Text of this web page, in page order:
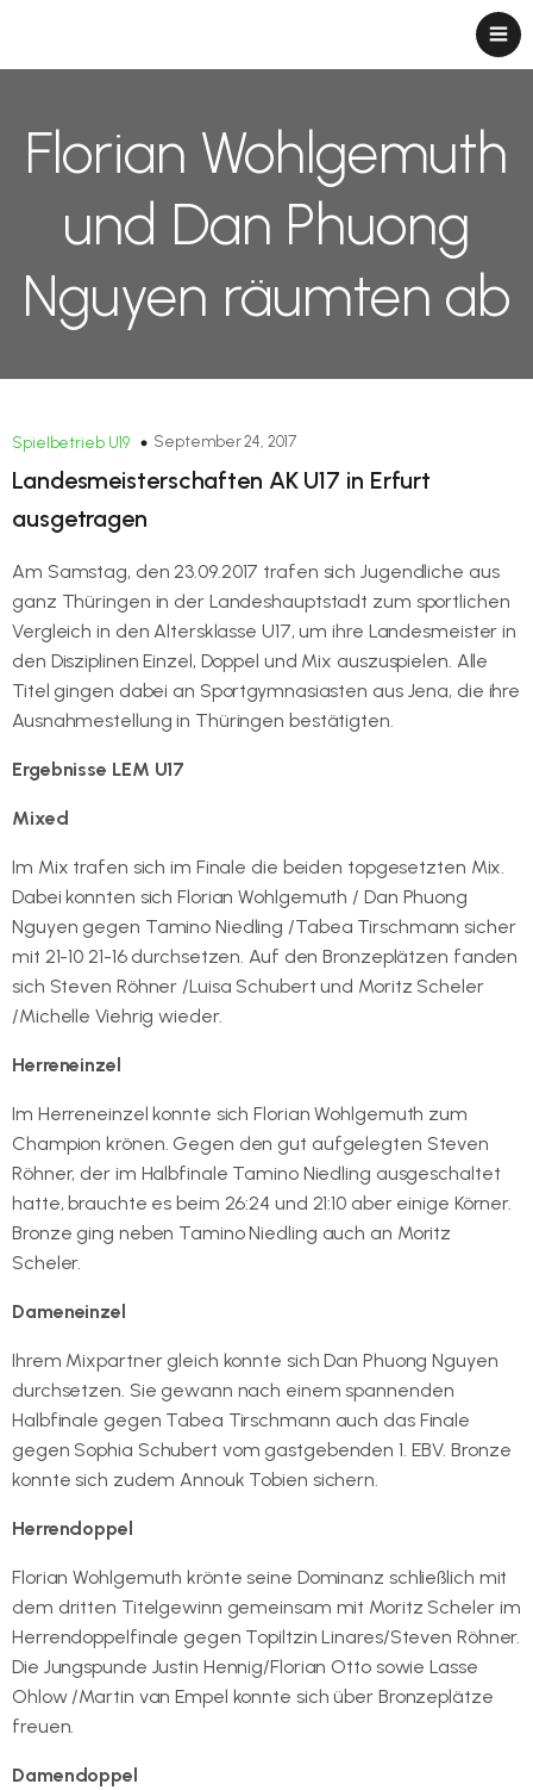
Florian Wohlgemuth
und Dan Phuong
Nguyen räumten ab
Spielbetrieb U19 September 24, 2017
Landesmeisterschaften AK U17 in Erfurt
ausgetragen
Am Samstag, den 23.09.2017 trafen sich Jugendliche aus
ganz Thüringen in der Landeshauptstadt zum sportlichen
Vergleich in den Altersklasse U17, um ihre Landesmeister in
den Disziplinen Einzel, Doppel und Mix auszuspielen. Alle
Titel gingen dabei an Sportgymnasiasten aus Jena, die ihre
Ausnahmestellung in Thüringen bestätigten.
Ergebnisse LEM U17
Mixed
Im Mix trafen sich im Finale die beiden topgesetzten Mix.
Dabei konnten sich Florian Wohlgemuth / Dan Phuong
Nguyen gegen Tamino Niedling /Tabea Tirschmann sicher
mit 21-10 21-16 durchsetzen. Auf den Bronzeplätzen fanden
sich Steven Röhner /Luisa Schubert und Moritz Scheler
/Michelle Viehrig wieder.
Herreneinzel
Im Herreneinzel konnte sich Florian Wohlgemuth zum
Champion krönen. Gegen den gut aufgelegten Steven
Röhner, der im Halbfinale Tamino Niedling ausgeschaltet
hatte, brauchte es beim 26:24 und 21:10 aber einige Körner.
Bronze ging neben Tamino Niedling auch an Moritz
Scheler.
Dameneinzel
Ihrem Mixpartner gleich konnte sich Dan Phuong Nguyen
durchsetzen. Sie gewann nach einem spannenden
Halbfinale gegen Tabea Tirschmann auch das Finale
gegen Sophia Schubert vom gastgebenden 1. EBV. Bronze
konnte sich zudem Annouk Tobien sichern.
Herrendoppel
Florian Wohlgemuth krönte seine Dominanz schließlich mit
dem dritten Titelgewinn gemeinsam mit Moritz Scheler im
Herrendoppelfinale gegen Topiltzin Linares/Steven Röhner.
Die Jungspunde Justin Hennig/Florian Otto sowie Lasse
Ohlow /Martin van Empel konnte sich über Bronzeplätze
freuen.
Damendoppel